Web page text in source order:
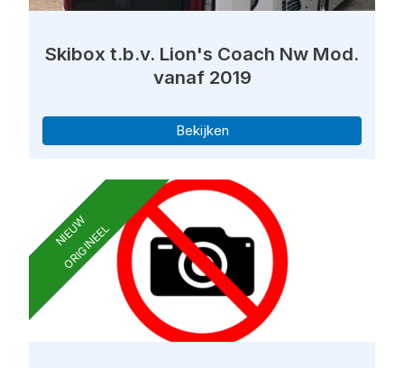
Skibox t.b.v. Lion's Coach Nw Mod.
vanaf 2019
Bekijken
NIEUW
ORIGINEEL